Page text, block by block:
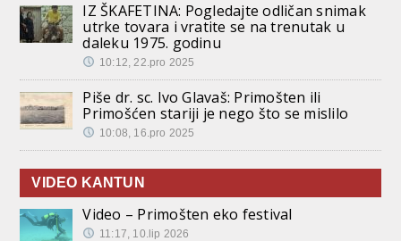
IZ ŠKAFETINA: Pogledajte odličan snimak
utrke tovara i vratite se na trenutak u
daleku 1975. godinu
10:12, 22.pro 2025
Piše dr. sc. Ivo Glavaš: Primošten ili
Primošćen stariji je nego što se mislilo
10:08, 16.pro 2025
VIDEO KANTUN
Video – Primošten eko festival
11:17, 10.lip 2026